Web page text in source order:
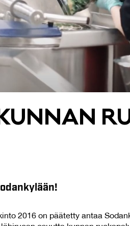
2016 on päätetty antaa